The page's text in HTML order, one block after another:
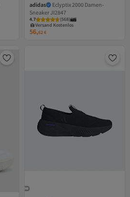
adidas
Eclyptix 2000 Damen-
Sneaker JI2847
4.7 (568)
Versand Kostenlos
Gratis Versand
Versand Kostenlos
56,62€